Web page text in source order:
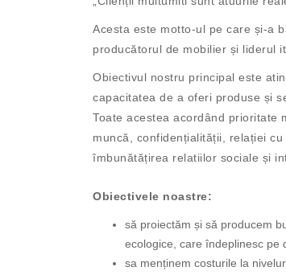
Acesta este motto-ul pe care și-a
producătorul de mobilier și liderul
Obiectivul nostru principal este
capacitatea de a oferi produse și
Toate acestea acordând prioritate
muncă, confidențialității, relației
îmbunătățirea relatiilor sociale și
Obiectivele noastre:
să proiectăm și să producem
ecologice, care îndeplinesc pe
sa menținem costurile la